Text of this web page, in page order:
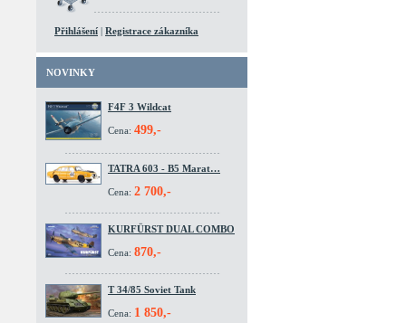
Přihlášení | Registrace zákazníka
NOVINKY
F4F 3 Wildcat
Cena: 499,-
TATRA 603 - B5 Marat…
Cena: 2 700,-
KURFÜRST DUAL COMBO
Cena: 870,-
T 34/85 Soviet Tank
Cena: 1 850,-